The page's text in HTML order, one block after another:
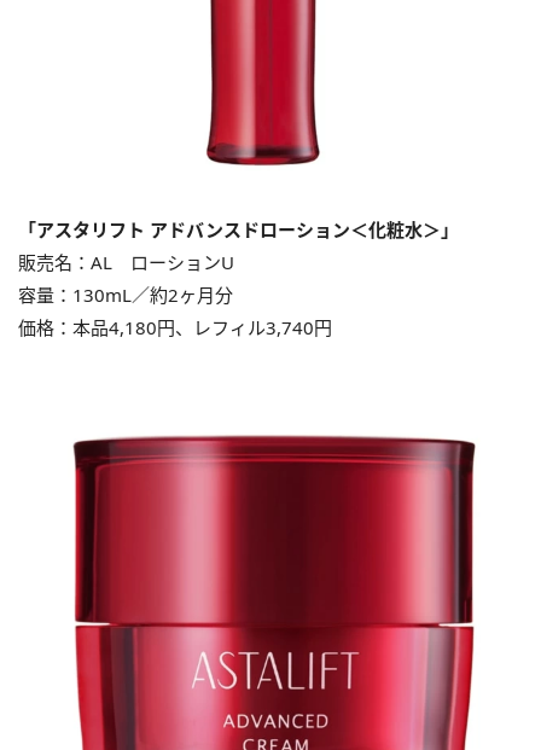
「アスタリフト アドバンスドローション＜化粧水＞」
販売名：AL ローションU
容量：130mL／約2ヶ月分
価格：本品4,180円、レフィル3,740円